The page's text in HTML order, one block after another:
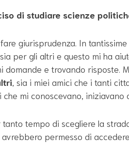
di studiare scienze
fare giurisprudenza. In
per gli altri e questo mi ha
domande e trovando risposte.
, sia i miei amici che i tanti
mi conoscevano, iniziavano
tempo di scegliere la
avrebbero permesso di